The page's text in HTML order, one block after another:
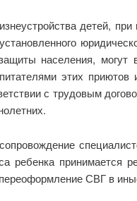
детей,
населения,
этих
с трудовым
ребенка
СВГ в